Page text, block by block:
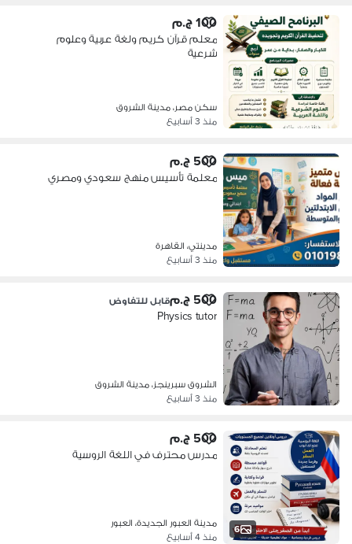
100 ج.م
معلم قرآن كريم ولغة عربية وعلوم
شرعية
سكن مصر، مدينة الشروق
منذ 3 أسابيع
500 ج.م
معلمة تأسيس منهج سعودي ومصري
مدينتي، القاهرة
منذ 3 أسابيع
500 ج.م قابل للتفاوض
Physics tutor
الشروق سبرينجز، مدينة الشروق
منذ 3 أسابيع
6
500 ج.م
مدرس محترف في اللغة الروسية
مدينة العبور الجديدة، العبور
منذ 4 أسابيع